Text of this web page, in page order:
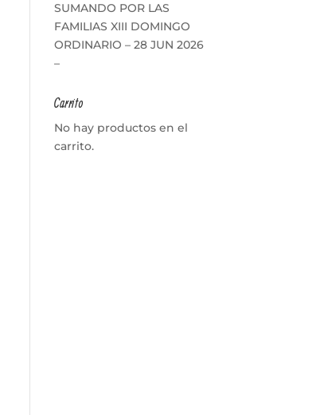
SUMANDO POR LAS
FAMILIAS XIII DOMINGO
ORDINARIO – 28 JUN 2026
–
Carrito
No hay productos en el
carrito.